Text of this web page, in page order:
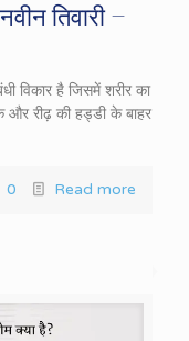
तिवारी –
विकार है जिसमें शरीर का
और रीढ़ की हड्डी के बाहर
0 Read more